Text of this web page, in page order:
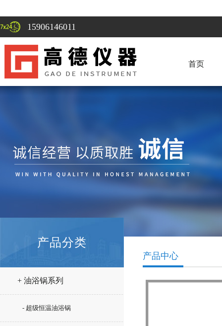
15906146011
首页
产品分类
+ 油浴锅系列
- 超级恒温油浴锅
产品中心